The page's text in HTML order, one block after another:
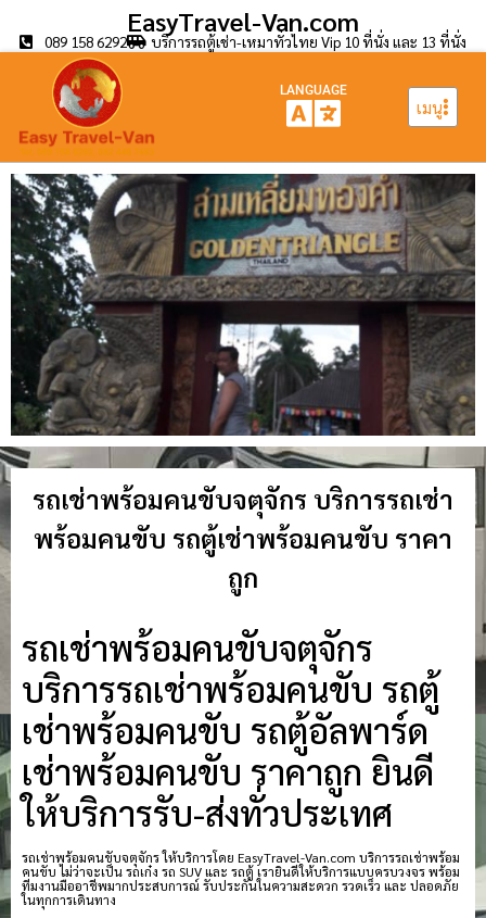
EasyTravel-Van.com
089 158 6292 บริการรถตู้เช่า-เหมาทั่วไทย Vip 10 ที่นั่ง และ 13 ที่นั่ง
เมนู
LANGUAGE
รถเช่าพร้อมคนขับจตุจักร บริการรถเช่า
พร้อมคนขับ รถตู้เช่าพร้อมคนขับ ราคา
ถูก
รถเช่าพร้อมคนขับจตุจักร
บริการรถเช่าพร้อมคนขับ รถตู้
เช่าพร้อมคนขับ รถตู้อัลพาร์ด
เช่าพร้อมคนขับ ราคาถูก ยินดี
ให้บริการรับ-ส่งทั่วประเทศ
รถเช่าพร้อมคนขับจตุจักร ให้บริการโดย EasyTravel-Van.com บริการรถเช่าพร้อม
คนขับ ไม่ว่าจะเป็น รถเก๋ง รถ SUV และ รถตู้ เรายินดีให้บริการแบบครบวงจร พร้อม
ทีมงานมืออาชีพมากประสบการณ์ รับประกันในความสะดวก รวดเร็ว และ ปลอดภัย
ในทุกการเดินทาง